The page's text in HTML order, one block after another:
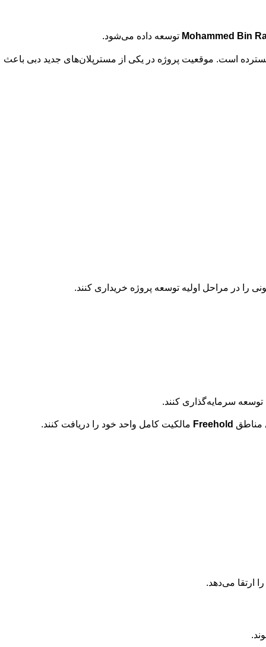
Mohammed Bin توسعه داده می‌شود.
است. موقعیت پروژه در یکی از مسترپلان‌های جدید دبی باعث
را در مراحل اولیه توسعه پروژه خریداری کنند.
توسعه سرمایه‌گذاری کنند.
مناطق Freehold مالکیت کامل واحد خود را دریافت کنند.
ارتقا می‌دهد.